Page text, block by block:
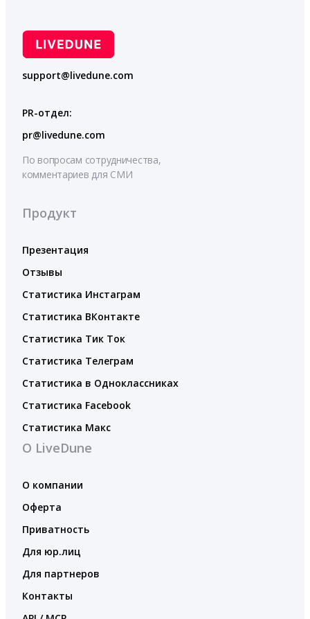
support@livedune.com
PR-отдел:
pr@livedune.com
По вопросам сотрудничества,
комментариев для СМИ
Продукт
Презентация
Отзывы
Статистика Инстаграм
Статистика ВКонтакте
Статистика Тик Ток
Статистика Телеграм
Статистика в Одноклассниках
Статистика Facebook
Статистика Макс
О LiveDune
О компании
Оферта
Приватность
Для юр.лиц
Для партнеров
Контакты